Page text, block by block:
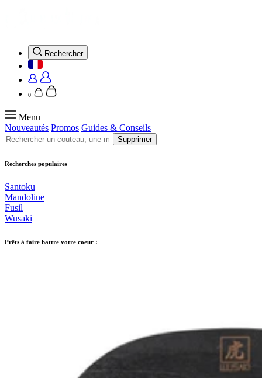
Rechercher
0
Menu
Nouveautés Promos Guides & Conseils
Supprimer
Recherches populaires
Santoku
Mandoline
Fusil
Wusaki
Prêts à faire battre votre coeur :